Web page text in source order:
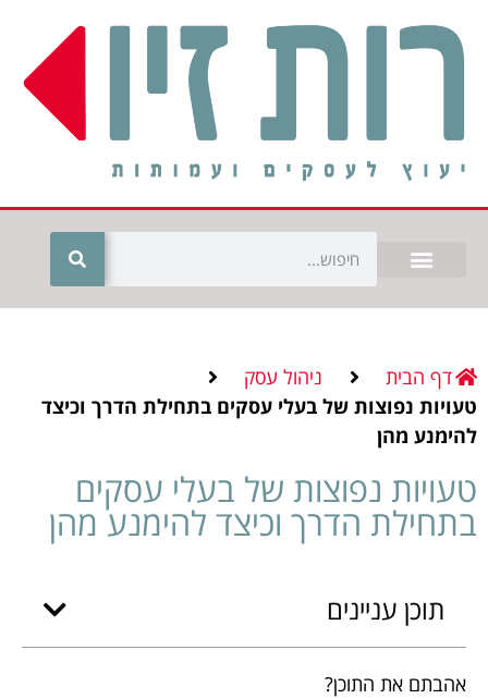
דף הבית
ניהול עסק
טעויות נפוצות של בעלי עסקים בתחילת הדרך וכיצד
להימנע מהן
טעויות נפוצות של בעלי עסקים
בתחילת הדרך וכיצד להימנע מהן
תוכן עניינים
אהבתם את התוכן?